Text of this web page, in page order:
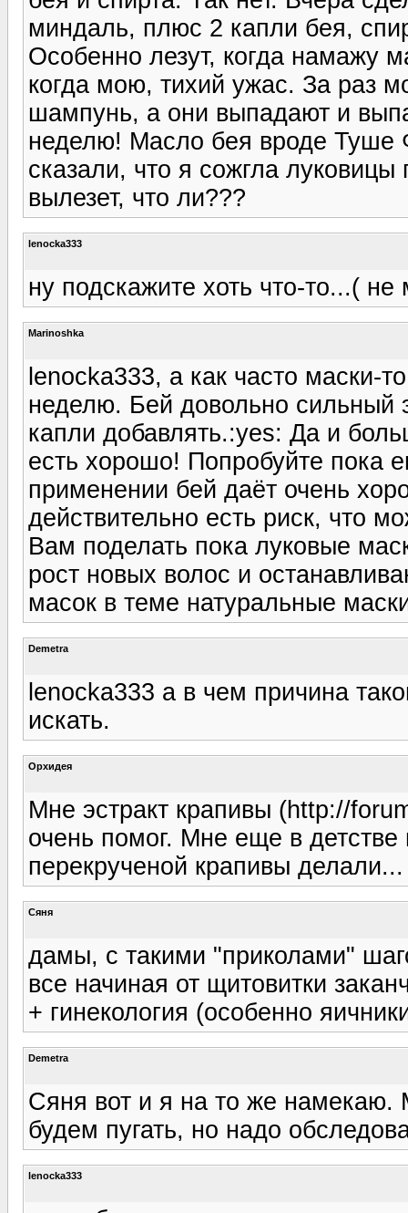
миндаль, плюс 2 капли бея,
Особенно лезут, когда намажу
когда мою, тихий ужас. За раз
шампунь, а они выпадают и
неделю! Масло бея вроде
сказали, что я сожгла
вылезет, что ли???
lenocka333
ну подскажите хоть что-то...(
Marinoshka
lenocka333, а как часто маски-
неделю. Бей довольно сильный
капли добавлять.:yes: Да и
есть хорошо! Попробуйте пока
применении бей даёт очень
действительно есть риск, что
Вам поделать пока луковые
рост новых волос и
масок в теме натуральные
Demetra
lenocka333 а в чем причина
искать.
Орхидея
Мне эстракт крапивы (http://
очень помог. Мне еще в
перекрученой крапивы делали...
Сяня
дамы, с такими "приколами"
все начиная от щитовитки
+ гинекология (особенно
Demetra
Сяня вот и я на то же намекаю.
будем пугать, но надо
lenocka333